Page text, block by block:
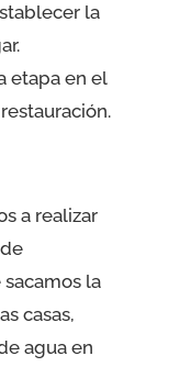
la
etapa en el
a realizar
la
casas,
agua en